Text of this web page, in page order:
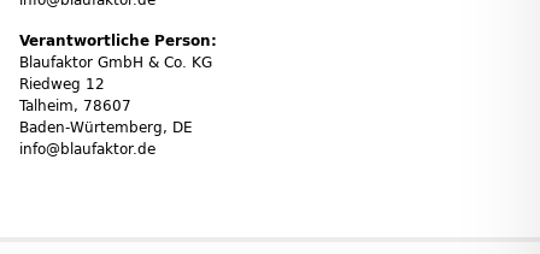
Verantwortliche Person:
Blaufaktor GmbH & Co. KG
Riedweg 12
Talheim, 78607
Baden-Würtemberg, DE
info@blaufaktor.de